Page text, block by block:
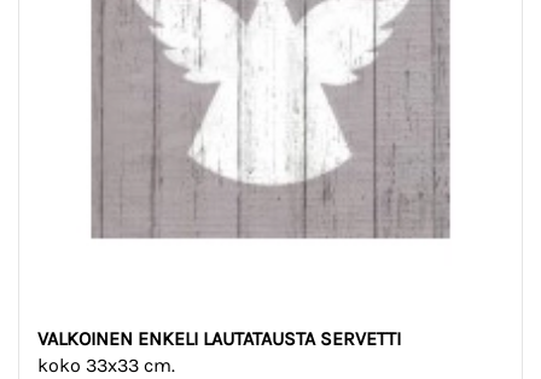
VALKOINEN ENKELI LAUTATAUSTA SERVETTI
koko 33x33 cm.